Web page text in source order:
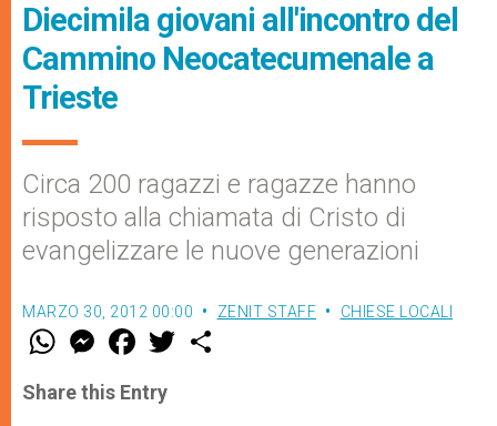
Diecimila giovani all'incontro del
Cammino Neocatecumenale a
Trieste
Circa 200 ragazzi e ragazze hanno
risposto alla chiamata di Cristo di
evangelizzare le nuove generazioni
MARZO 30, 2012 00:00 ZENIT STAFF CHIESE LOCALI
W
t
s
M
e
s
e
F
a
e
b
w
Share this Entry